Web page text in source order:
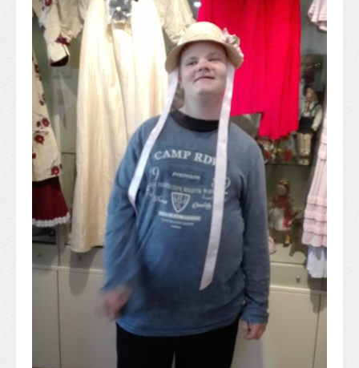
Gyermek- és ifjúságvédelem
Étlap
Projektjeink
Digitális témahét 2016
EFOP-3.1.6
Közlekedés biztonsági pályázat
TÁMOP 2.2.7.A-13/1
TÁMOP-3.1.4-12/2
Projektbeszámolók
Egészségnap
Informatika Szakkör
Konfliktuskezelés
Mindennapos testnevelés
Dohányzás-megelőzés
Erdei túra
Komplex közlekedés Baleset megelőzés
Komplex közlekedés Egészségfejlesztés